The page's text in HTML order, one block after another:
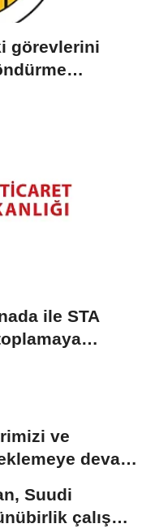
görevlerini
ile STA
ve
devam
Suudi
çalışma